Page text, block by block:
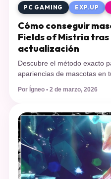
PC GAMING EXP.UP
Cómo conseguir
Fields of Mistria tras
actualización
Descubre el método exacto
apariencias de mascotas en
Te explicamos cómo subir tu
talento adecuado y qué
revitalizar la vida rural con
Por Ígneo • 2 de marzo, 2026